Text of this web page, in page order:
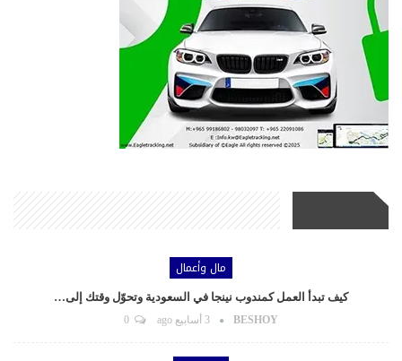
مال وأعمال
كيف تبدأ العمل كمندوب نينجا في السعودية وتحوّل وقتك إلى…
BESHOY 3 أسابيع ago